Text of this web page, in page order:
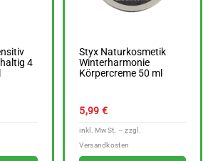
4
Styx Naturkosmetik
Winterharmonie
Körpercreme 50 ml
5,99 €